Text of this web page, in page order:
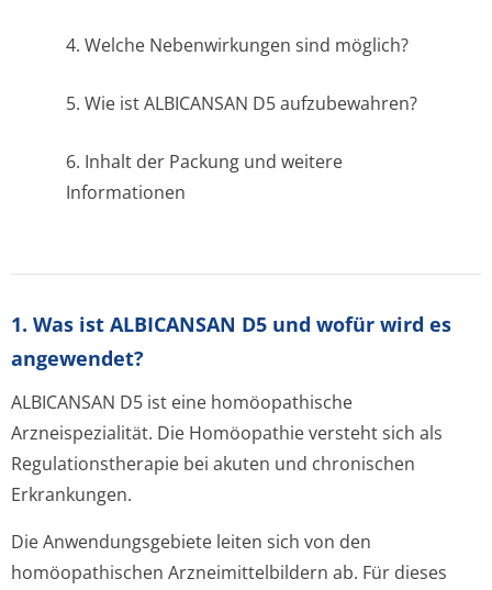
4. Welche Nebenwirkungen sind möglich?
5. Wie ist ALBICANSAN D5 aufzubewahren?
6. Inhalt der Packung und weitere
Informationen
1. Was ist ALBICANSAN D5 und wofür wird es
angewendet?
ALBICANSAN D5 ist eine homöopathische
Arzneispezialität. Die Homöopathie versteht sich als
Regulationstherapie bei akuten und chronischen
Erkrankungen.
Die Anwendungsgebiete leiten sich von den
homöopathischen Arzneimittelbildern ab. Für dieses